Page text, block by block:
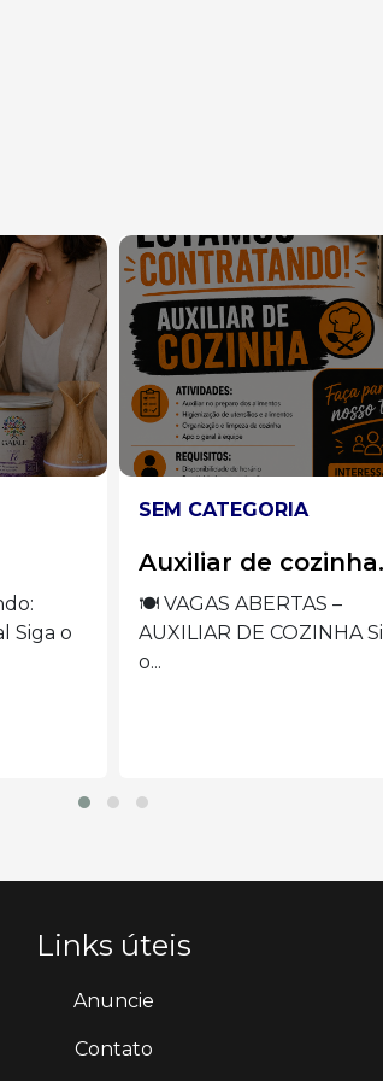
Siga
SEM CATEGORIA
Operadora de
máquina de
VAGA ABERTA –
OPERADORA DE
Links úteis
Anuncie
Contato